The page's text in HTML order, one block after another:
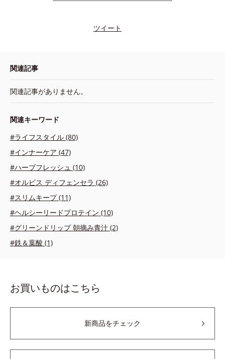
ツイート
関連記事
関連記事がありません。
関連キーワード
#ライフスタイル (80)
#インナーケア (47)
#ハーブフレッシュ (10)
#オルビス ディフェンセラ (26)
#スリムキープ (11)
#ヘルシーリードプロテイン (10)
#グリーンドリップ 朝摘み青汁 (2)
#鉄＆葉酸 (1)
お買いものはこちら
新商品をチェック